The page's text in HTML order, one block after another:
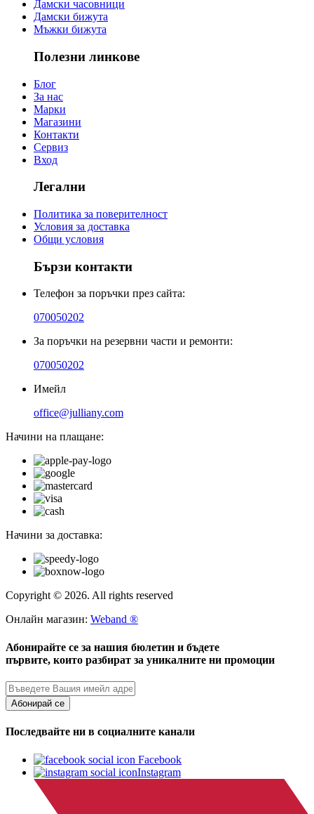
Дамски часовници
Дамски бижута
Мъжки бижута
Полезни линкове
Блог
За нас
Марки
Магазини
Контакти
Сервиз
Вход
Легални
Политика за поверителност
Условия за доставка
Общи условия
Бързи контакти
Телефон за поръчки през сайта:
070050202
За поръчки на резервни части и ремонти:
070050202
Имейл
office@julliany.com
Начини на плащане:
Начини за доставка:
Copyright © 2026. All rights reserved
Онлайн магазин: Weband ®
Абонирайте се за нашия бюлетин и бъдете
първите, които разбират за уникалните ни промоции
Абонирай се
Последвайте ни в социалните канали
Facebook
Instagram